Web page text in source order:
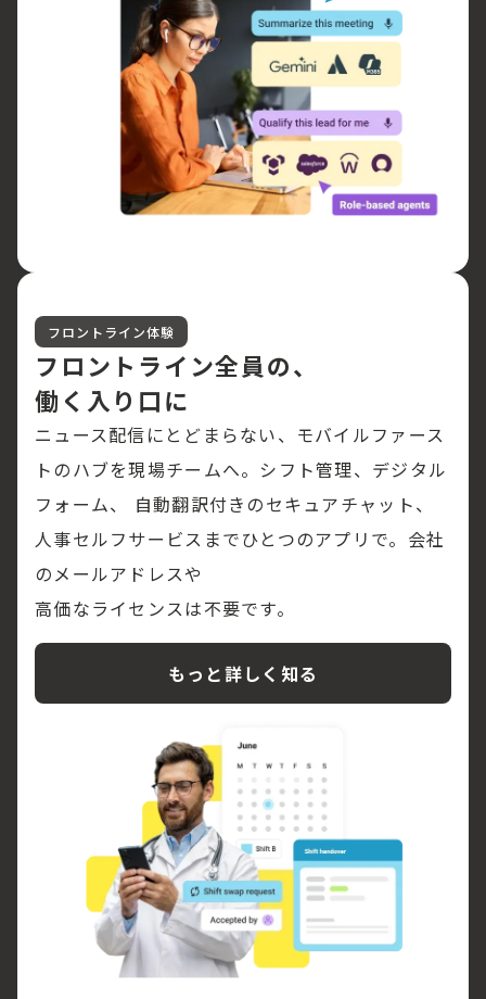
フロントライン体験
フロントライン全員の、
働く入り口に
ニュース配信にとどまらない、モバイルファース
トのハブを現場チームへ。シフト管理、デジタル
フォーム、 自動翻訳付きのセキュアチャット、
人事セルフサービスまでひとつのアプリで。会社
のメールアドレスや
高価なライセンスは不要です。
もっと詳しく知る